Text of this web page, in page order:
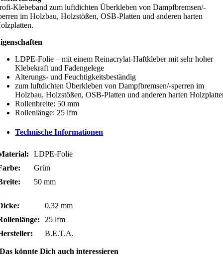
Klebeband zum luftdichten Überkleben von Dampfbremsen/-
im Holzbau, Holzstößen, OSB-Platten und anderen harten
LDPE-Folie – mit einem Reinacrylat-Haftkleber mit sehr hoher
Klebekraft und Fadengelege
Alterungs- und Feuchtigkeitsbeständig
zum luftdichten Überkleben von Dampfbremsen/-sperren im
Holzbau, Holzstößen, OSB-Platten und anderen harten
Rollenbreite: 50 mm
Rollenlänge: 25 lfm
Technische Informationen
LDPE-Folie
Grün
50 mm
0,32 mm
25 lfm
B.E.T.A.
Das könnte Dich auch interessieren